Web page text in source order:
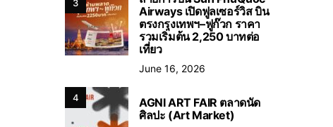
3
Airways เปิดฟูลเซอร์วิส บิน
ตรงกรุงเทพฯ–ฟูก๊วก ราคา
รวมเริ่มต้น 2,250 บาทต่อ
เที่ยว
June 16, 2026
4
AGNI ART FAIR ตลาดนัด
ศิลปะ (Art Market)